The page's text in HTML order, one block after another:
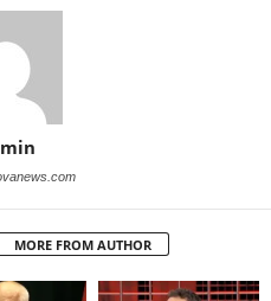
MORE FROM AUTHOR